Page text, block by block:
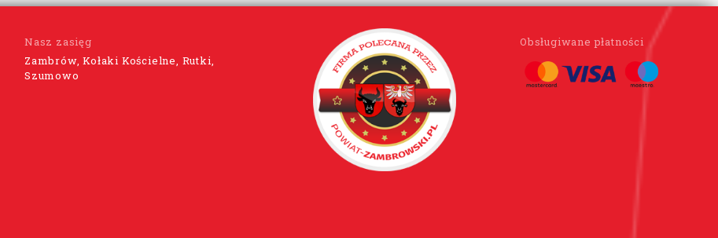
Nasz zasięg
Zambrów, Kołaki Kościelne, Rutki,
Szumowo
Obsługiwane płatności